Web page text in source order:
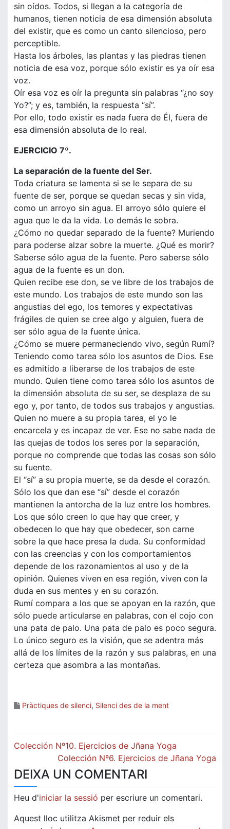
sin oídos. Todos, si llegan a la categoría de
humanos, tienen noticia de esa dimensión absoluta
del existir, que es como un canto silencioso, pero
perceptible.
Hasta los árboles, las plantas y las piedras tienen
noticia de esa voz, porque sólo existir es ya oír esa
voz.
Oír esa voz es oír la pregunta sin palabras “¿no soy
Yo?”; y es, también, la respuesta “sí”.
Por ello, todo existir es nada fuera de Él, fuera de
esa dimensión absoluta de lo real.
EJERCICIO 7º.
La separación de la fuente del Ser.
Toda criatura se lamenta si se le separa de su
fuente de ser, porque se quedan secas y sin vida,
como un arroyo sin agua. El arroyo sólo quiere el
agua que le da la vida. Lo demás le sobra.
¿Cómo no quedar separado de la fuente? Muriendo
para poderse alzar sobre la muerte. ¿Qué es morir?
Saberse sólo agua de la fuente. Pero saberse sólo
agua de la fuente es un don.
Quien recibe ese don, se ve libre de los trabajos de
este mundo. Los trabajos de este mundo son las
angustias del ego, los temores y expectativas
frágiles de quien se cree algo y alguien, fuera de
ser sólo agua de la fuente única.
¿Cómo se muere permaneciendo vivo, según Rumí?
Teniendo como tarea sólo los asuntos de Dios. Ese
es admitido a liberarse de los trabajos de este
mundo. Quien tiene como tarea sólo los asuntos de
la dimensión absoluta de su ser, se desplaza de su
ego y, por tanto, de todos sus trabajos y angustias.
Quien no muere a su propia tarea, el yo le
encarcela y es incapaz de ver. Ese no sabe nada de
las quejas de todos los seres por la separación,
porque no comprende que todas las cosas son sólo
su fuente.
El “sí” a su propia muerte, se da desde el corazón.
Sólo los que dan ese “sí” desde el corazón
mantienen la antorcha de la luz entre los hombres.
Los que sólo creen lo que hay que creer, y
obedecen lo que hay que obedecer, son carne
sobre la que hace presa la duda. Su conformidad
con las creencias y con los comportamientos
depende de los razonamientos al uso y de la
opinión. Quienes viven en esa región, viven con la
duda en sus mentes y en su corazón.
Rumí compara a los que se apoyan en la razón, que
sólo puede articularse en palabras, con el cojo con
una pata de palo. Una pata de palo es poco segura.
Lo único seguro es la visión, que se adentra más
allá de los límites de la razón y sus palabras, en una
certeza que asombra a las montañas.
Pràctiques de silenci, Silenci des de la ment
Navegació
d'entrades
Colección Nº10. Ejercicios de Jñana Yoga
Colección Nº6. Ejercicios de Jñana Yoga
DEIXA UN COMENTARI
Heu d'iniciar la sessió per escriure un comentari.
Aquest lloc utilitza Akismet per reduir els